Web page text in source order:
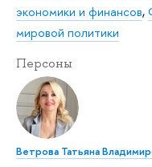
экономики и финансов,
мировой политики
Персоны
Ветрова Татьяна